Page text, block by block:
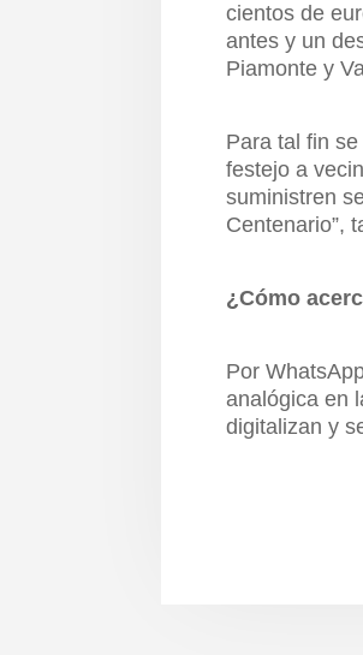
cientos de
antes y un
Piamonte y
Para tal fin
festejo a
suministren
Centenario”,
¿Cómo
Por
analógica en
digitalizan y